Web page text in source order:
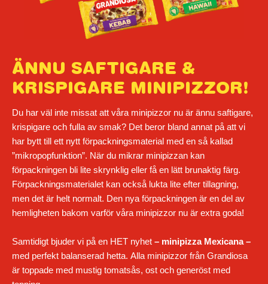
ÄNNU SAFTIGARE &
KRISPIGARE MINIPIZZOR!
Du har väl inte missat att våra minipizzor nu är ännu saftigare,
krispigare och fulla av smak? Det beror bland annat på att vi
har bytt till ett nytt förpackningsmaterial med en så kallad
”mikropopfunktion”. När du mikrar minipizzan kan
förpackningen bli lite skrynklig eller få en lätt brunaktig färg.
Förpackningsmaterialet kan också lukta lite efter tillagning,
men det är helt normalt. Den nya förpackningen är en del av
hemligheten bakom varför våra minipizzor nu är extra goda!
Samtidigt bjuder vi på en HET nyhet – minipizza Mexicana–
med perfekt balanserad hetta. Alla minipizzor från Grandiosa
är toppade med mustig tomatsås, ost och generöst med